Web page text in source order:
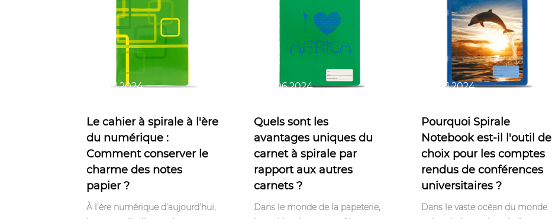
Nov 01,2024
Le cahier à spirale à l'ère
du numérique :
Comment conserver le
charme des notes
papier ?
À l’ère numérique d’aujourd’hui,
Nov 06,2024
Quels sont les
avantages uniques du
carnet à spirale par
rapport aux autres
carnets ?
Dans le monde de la papeterie,
Nov 11,2024
Pourquoi Spirale
Notebook est-il l'outil de
choix pour les comptes
rendus de conférences
universitaires ?
Dans le vaste océan du monde